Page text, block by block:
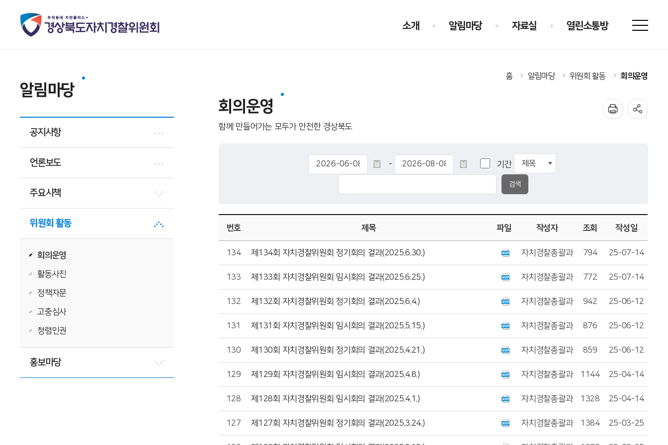
소개 알림마당 자료실 열린소통방
알림마당
공지사항
언론보도
주요시책
위원회 활동
회의운영
활동사진
정책자문
고충심사
청렴인권
홍보마당
홈 알림마당 위원회 활동 회의운영
회의운영
함께 만들어가는 모두가 안전한 경상북도
- 기간
번호 제목 파일 작성자 조회 작성일
134 제134회 자치경찰위원회 정기회의 결과(2025.6.30.) 자치경찰총괄과 794 25-07-14
133 제133회 자치경찰위원회 임시회의 결과(2025.6.25.) 자치경찰총괄과 772 25-07-14
132 제132회 자치경찰위원회 정기회의 결과(2025.6.4.) 자치경찰총괄과 942 25-06-12
131 제131회 자치경찰위원회 임시회의 결과(2025.5.15.) 자치경찰총괄과 876 25-06-12
130 제130회 자치경찰위원회 정기회의 결과(2025.4.21.) 자치경찰총괄과 859 25-06-12
129 제129회 자치경찰위원회 임시회의 결과(2025.4.8.) 자치경찰총괄과 1144 25-04-14
128 제128회 자치경찰위원회 임시회의 결과(2025.4.1.) 자치경찰총괄과 1328 25-04-14
127 제127회 자치경찰위원회 정기회의 결과(2025.3.24.) 자치경찰총괄과 1384 25-03-25